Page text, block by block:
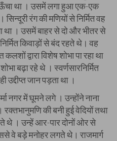
था । उसमें लगा हुआ एक-एक
रंग की मणियों से निर्मित वह
था । उसमें बाहर से दो और भीतर से
किवाड़ों से बंद रहते थे। वह
द्वारा विशेष शोभा पा रहा था
बढ़ा रहे थे । स्वर्णसारनिर्मित
जान पड़ता था ।
नगर में घूमने लगे । उन्होंने नाना
रक्तभानुमणि की बनी हुई वेदियों तथा
थे । उन्हें आर-पार दोनों ओर से
वे बड़े मनोहर लगते थे। राजमार्ग